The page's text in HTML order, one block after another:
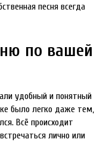
песня всегда
по вашей
удобный и понятный
было легко даже тем,
Всё происходит
лично или